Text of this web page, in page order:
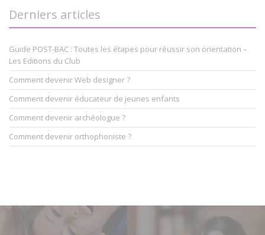
Derniers articles
Guide POST-BAC : Toutes les étapes pour réussir son orientation –
Les Editions du Club
Comment devenir Web designer ?
Comment devenir éducateur de jeunes enfants
Comment devenir archéologue ?
Comment devenir orthophoniste ?